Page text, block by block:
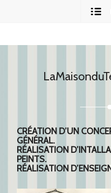
CRÉATION D’UN
GÉNÉRAL.
RÉALISATION
PEINTS.
RÉALISATION